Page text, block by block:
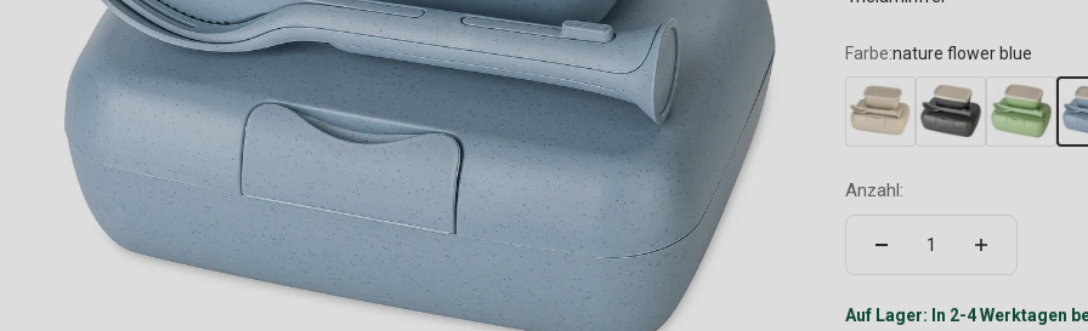
Farbe:nature flower blue
Anzahl:
Auf Lager: In 2-4 Werktagen